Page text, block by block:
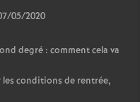
05/2020
degré : comment cela va
les conditions de rentrée,